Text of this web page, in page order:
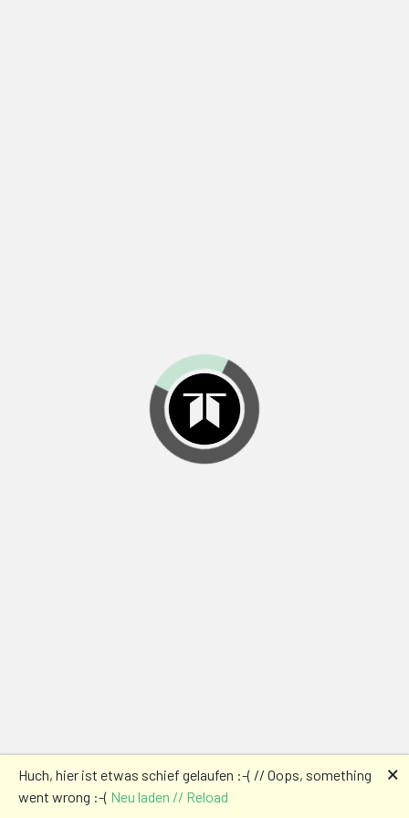
Huch, hier ist etwas schief gelaufen :-( // Oops, something
went wrong :-( Neu laden // Reload
🗙